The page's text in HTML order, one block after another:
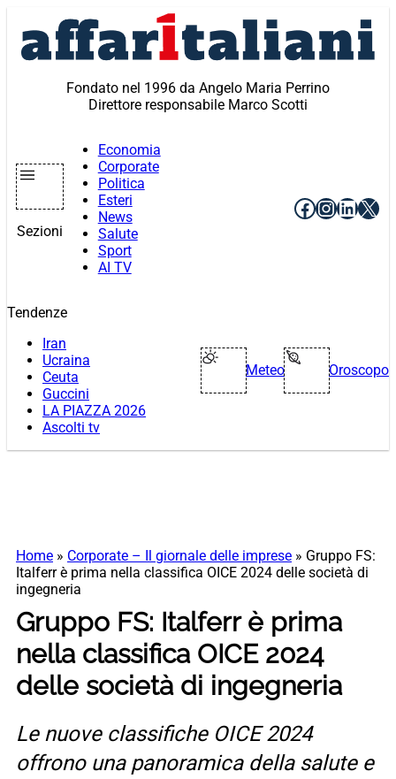
contenuto
Fondato nel 1996 da Angelo Maria Perrino
Direttore responsabile Marco Scotti
Sezioni
Economia
Corporate
Politica
Esteri
News
Salute
Sport
AI TV
Facebook
X
Tendenze
Iran
Ucraina
Ceuta
Guccini
LA PIAZZA 2026
Ascolti tv
Meteo Oroscopo
Home » Corporate – Il giornale delle imprese » Gruppo FS:
Italferr è prima nella classifica OICE 2024 delle società di
ingegneria
Gruppo FS: Italferr è prima
nella classifica OICE 2024
delle società di ingegneria
Le nuove classifiche OICE 2024
offrono una panoramica della salute e